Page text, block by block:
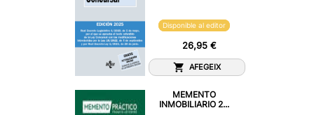
Disponible al editor
26,95 €
AFEGEIX
MEMENTO
INMOBILIARIO 2...